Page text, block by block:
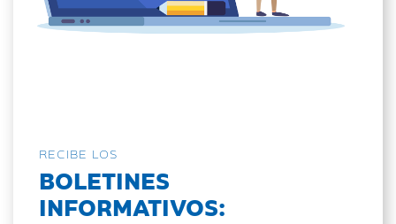
RECIBE LOS
BOLETINES
INFORMATIVOS: